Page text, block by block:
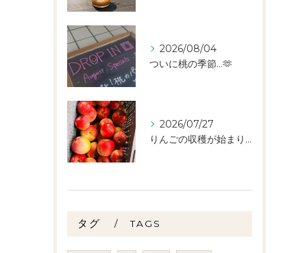
2026/08/04
ついに桃の季節…🫶
2026/07/27
りんごの収穫が始まりました🧑‍🌾🍎
タグ TAGS